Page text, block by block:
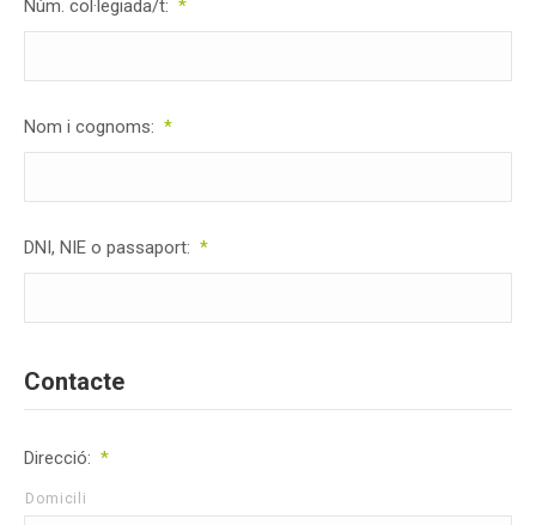
Núm. col·legiada/t: *
Nom i cognoms: *
DNI, NIE o passaport: *
Contacte
Direcció: *
Domicili